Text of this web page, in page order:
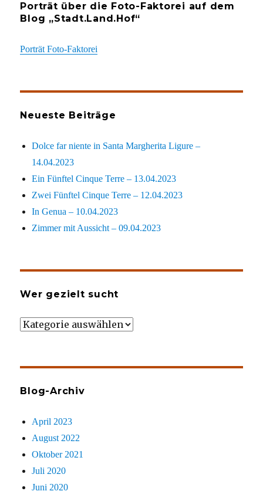
Porträt über die Foto-Faktorei auf dem
Blog „Stadt.Land.Hof“
Porträt Foto-Faktorei
Neueste Beiträge
Dolce far niente in Santa Margherita Ligure –
14.04.2023
Ein Fünftel Cinque Terre – 13.04.2023
Zwei Fünftel Cinque Terre – 12.04.2023
In Genua – 10.04.2023
Zimmer mit Aussicht – 09.04.2023
Wer gezielt sucht
Wer
Blog-Archiv
April 2023
August 2022
Oktober 2021
Juli 2020
Juni 2020